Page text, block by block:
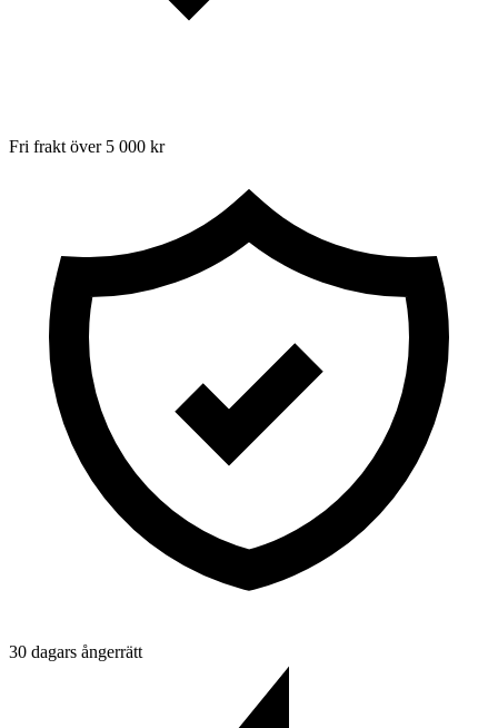
Fri frakt över 5 000 kr
30 dagars ångerrätt